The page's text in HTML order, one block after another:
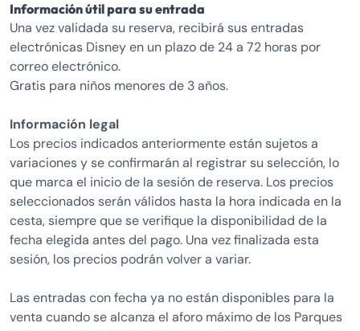
Información útil para su entrada
Una vez validada su reserva, recibirá sus entradas
electrónicas Disney en un plazo de 24 a 72 horas por
correo electrónico.
Gratis para niños menores de 3 años.
Información legal
Los precios indicados anteriormente están sujetos a
variaciones y se confirmarán al registrar su selección, lo
que marca el inicio de la sesión de reserva. Los precios
seleccionados serán válidos hasta la hora indicada en la
cesta, siempre que se verifique la disponibilidad de la
fecha elegida antes del pago. Una vez finalizada esta
sesión, los precios podrán volver a variar.
Las entradas con fecha ya no están disponibles para la
venta cuando se alcanza el aforo máximo de los Parques